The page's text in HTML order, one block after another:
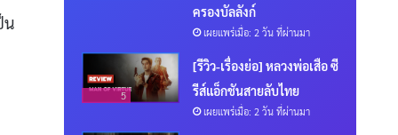
น
ครองบัลลังก์
เผยแพร่เมื่อ: 2 วัน ที่ผ่านมา
5
[รีวิว-เรื่องย่อ] หลวงพ่อเสือ ซี
รีส์แอ็กชันสายลับไทย
เผยแพร่เมื่อ: 2 วัน ที่ผ่านมา